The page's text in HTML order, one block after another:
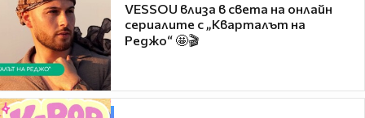
VESSOU влиза в света на онлайн
сериалите с „Кварталът на
Реджо“ 🤩🎬